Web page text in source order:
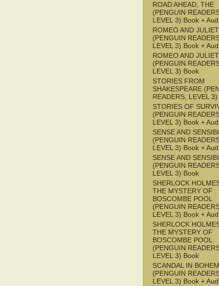
ROAD AHEAD, THE
(PENGUIN
LEVEL 3) Book +
ROMEO AND JULIET
(PENGUIN
LEVEL 3) Book +
ROMEO AND JULIET
(PENGUIN
LEVEL 3) Book
STORIES FROM
SHAKESPEARE
READERS, LEVEL
STORIES OF
(PENGUIN
LEVEL 3) Book +
SENSE AND
(PENGUIN
LEVEL 3) Book +
SENSE AND
(PENGUIN
LEVEL 3) Book
SHERLOCK
THE MYSTERY OF
BOSCOMBE POOL
(PENGUIN
LEVEL 3) Book +
SHERLOCK
THE MYSTERY OF
BOSCOMBE POOL
(PENGUIN
LEVEL 3) Book
SCANDAL IN
(PENGUIN
LEVEL 3) Book +